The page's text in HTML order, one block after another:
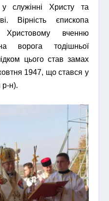
у служінні Христу та
Вірність єпископа
вченню
ворога тодішньої
цього став замах
1947, що стався у
р-н).